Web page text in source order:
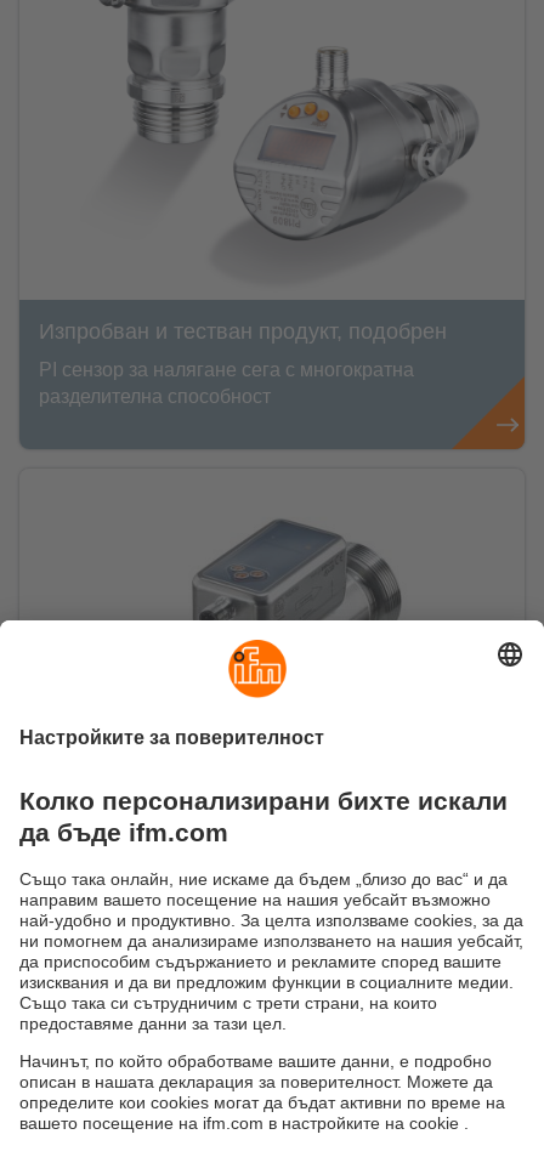
Изпробван и тестван продукт, подобрен
PI сензор за налягане сега с многократна
разделителна способност
Измерване на дебит без никакви пречки
Ултразвуковият сензор SU Puresonic
Устойчивост Декларация за поверителност